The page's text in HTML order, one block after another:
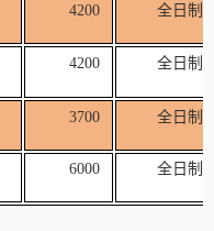
4200 全日制
4200 全日制
3700 全日制
6000 全日制